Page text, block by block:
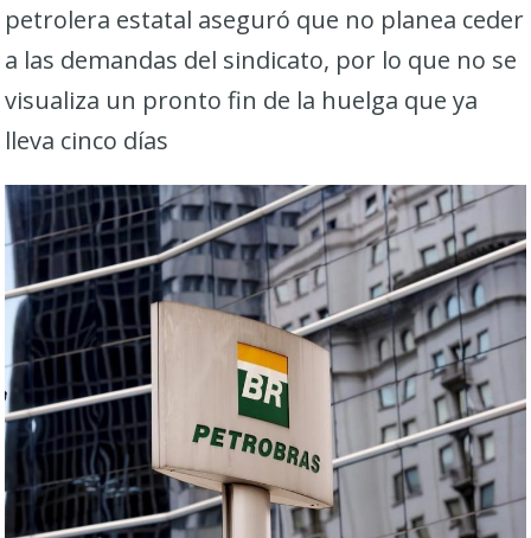
petrolera estatal aseguró que no planea ceder
a las demandas del sindicato, por lo que no se
visualiza un pronto fin de la huelga que ya
lleva cinco días